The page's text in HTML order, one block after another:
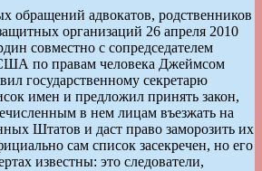
обращений адвокатов, родственников
организаций 26 апреля 2010
совместно с сопредседателем
по правам человека Джеймсом
государственному секретарю
имен и предложил принять закон,
в нем лицам въезжать на
Штатов и даст право заморозить их
сам список засекречен, но его
известны: это следователи,